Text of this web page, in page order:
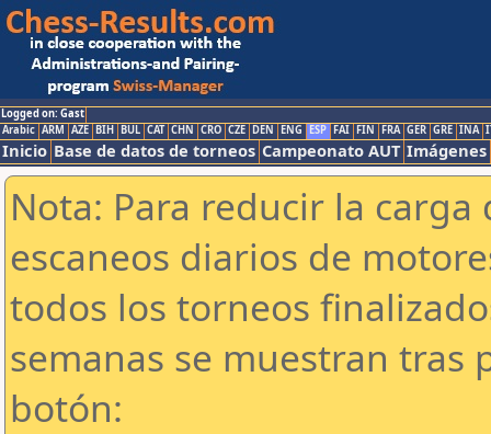
Logged on: Gast
Arabic ARM AZE BIH BUL CAT CHN CRO CZE DEN ENG ESP FAI FIN FRA GER GRE INA
Inicio Base de datos de torneos Campeonato AUT Imágenes
Nota: Para reducir la
escaneos diarios de
todos los torneos
semanas se muestran tras
botón: